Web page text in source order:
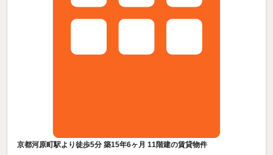
京都河原町駅より徒歩5分 築15年6ヶ月 11階建の賃貸物件